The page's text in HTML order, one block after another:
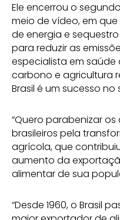
Ele encerrou o
meio de vídeo, em
de energia e
para reduzir as
especialista em saúde
carbono e agricultura
Brasil é um sucesso
“Quero parabenizar
brasileiros pela
agrícola, que
aumento da
alimentar de sua
“Desde 1960, o Brasil